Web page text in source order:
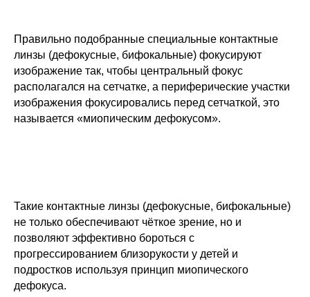
Правильно подобранные специальные контактные
линзы (дефокусные, бифокальные) фокусируют
изображение так, чтобы центральный фокус
располагался на сетчатке, а периферические участки
изображения фокусировались перед сетчаткой, это
называется «миопическим дефокусом».
Такие контактные линзы (дефокусные, бифокальные)
не только обеспечивают чёткое зрение, но и
позволяют эффективно бороться с
прогрессированием близорукости у детей и
подростков используя принцип миопического
дефокуса.